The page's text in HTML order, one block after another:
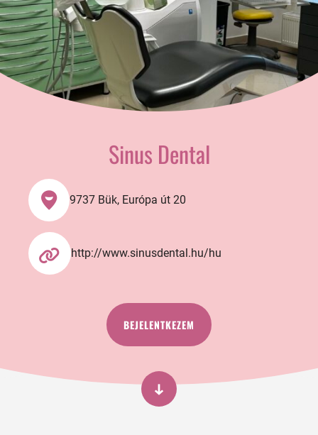
Sinus Dental
9737 Bük, Európa út 20
http://www.sinusdental.hu/hu
BEJELENTKEZEM